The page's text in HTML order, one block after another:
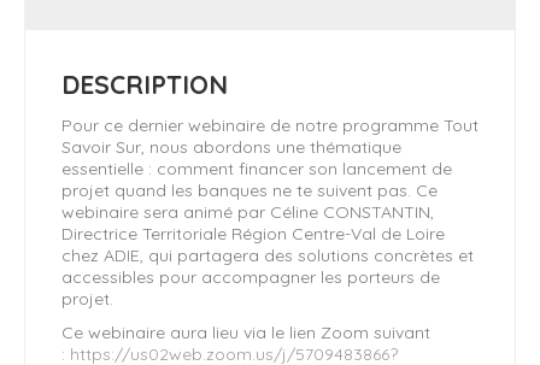
DESCRIPTION
Pour ce dernier webinaire de notre programme Tout
Savoir Sur, nous abordons une thématique
essentielle : comment financer son lancement de
projet quand les banques ne te suivent pas. Ce
webinaire sera animé par Céline CONSTANTIN,
Directrice Territoriale Région Centre-Val de Loire
chez ADIE, qui partagera des solutions concrètes et
accessibles pour accompagner les porteurs de
projet.
Ce webinaire aura lieu via le lien Zoom suivant
: https://us02web.zoom.us/j/5709483866?